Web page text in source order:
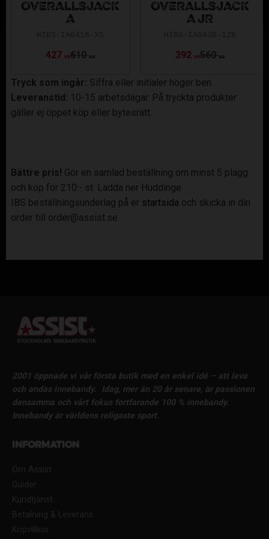
OVERALLSJACK
A
427 KR610 KR
OVERALLSJACK
A JR
392 KR560 KR
Tryck som ingår: Siffra eller initialer höger ben.
Leveranstid: 10-15 arbetsdagar. På tryckta produkter
gäller ej öppet köp eller bytesrätt.
Bättre pris! Gör en samlad beställning om minst 5 plagg
och köp för 210:- st. Ladda ner Huddinge
IBS beställningsunderlag på er startsida och skicka in din
order till order@assist.se.
2001 öppnade vi vår första butik med en enkel idé – att leva
och andas innebandy.
Idag, mer än 20 år senare, är passionen
densamma och vårt fokus fortfarande 100 % innebandy.
Innebandy är världens roligaste sport.
Information
Om Assist
Guider
Kundtjänst
Betalning & Leverans
Köpvillkor